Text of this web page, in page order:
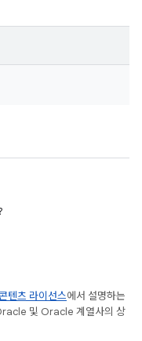
텐츠 라이선스에서 설명하는
및 Oracle 계열사의 상